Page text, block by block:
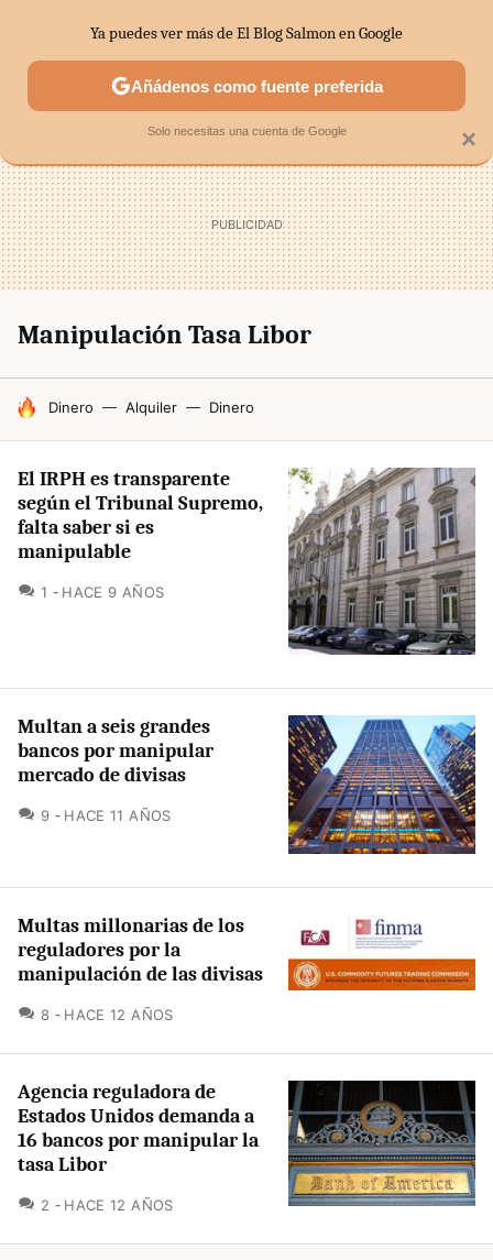
SECTORES ECONOMÍA DOMÉSTICA MERCADOS
Manipulación Tasa Libor
HOY SE HABLA DE
Dinero Alquiler Dinero
El IRPH es transparente
según el Tribunal Supremo,
falta saber si es
manipulable
1 COMENTARIOS
HACE 9 AÑOS
Multan a seis grandes
bancos por manipular
mercado de divisas
9 COMENTARIOS
HACE 11 AÑOS
Multas millonarias de los
reguladores por la
manipulación de las divisas
8 COMENTARIOS
HACE 12 AÑOS
Agencia reguladora de
Estados Unidos demanda a
16 bancos por manipular la
tasa Libor
2 COMENTARIOS
HACE 12 AÑOS
×
Ya puedes ver más de El Blog Salmon en Google
Añádenos como fuente preferida
Solo necesitas una cuenta de Google